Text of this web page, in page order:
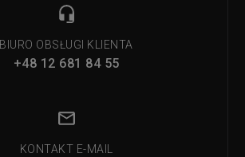
BIURO OBSŁUGI KLIENTA
+48 12 681 84 55
KONTAKT E-MAIL